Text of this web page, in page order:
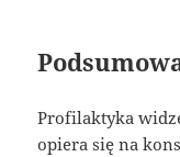
Profilaktyka
opiera się na